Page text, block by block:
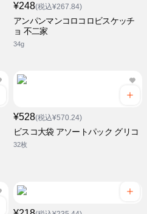
¥248(税込¥267.84)
アンパンマンコロコロビスケッチ
ョ 不二家
34g
¥528(税込¥570.24)
ビスコ大袋 アソートパック グリコ
32枚